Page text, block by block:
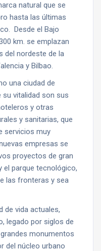
natural que se
hasta las últimas
Desde el Bajo
km. se emplazan
del nordeste de la
y Bilbao.
una ciudad de
vitalidad son sus
y otras
y sanitarias, que
servicios muy
empresas se
proyectos de gran
el parque tecnológico,
las fronteras y sea
de vida actuales,
legado por siglos de
monumentos
del núcleo urbano